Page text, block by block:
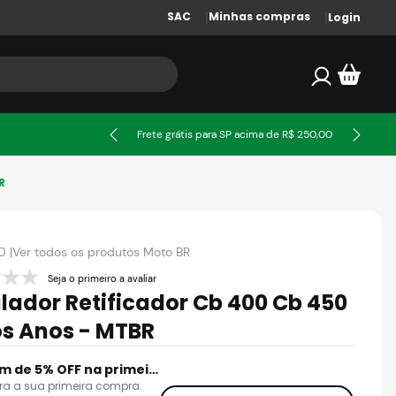
SAC Minhas compras Login
Frete grátis para SP acima de R$ 250,00
|Ver todos os produtos Moto BR
Seja o primeiro a avaliar
Retificador Cb 400 Cb 450
Anos - MTBR
Cupom de 5% OFF na primeira compra
a sua primeira compra.